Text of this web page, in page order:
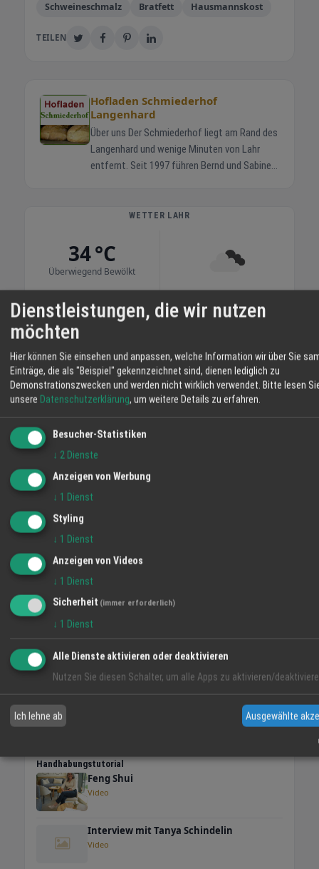
Schweineschmalz Bratfett Hausmannskost
TEILEN
Hofladen Schmiederhof
Langenhard
Über uns Der Schmiederhof liegt am Rand des
Langenhard und wenige Minuten von Lahr
entfernt. Seit 1997 führen Bernd und Sabine
Rinder stehen in Mutterkuhhaltung auf
langsam heran und Sie erhalten Produkte mit
nachvollziehbarer Herkunft. Im Hofladen
eigener Landwirtschaft. Mit Ihrem Einkauf
Flächen. Auf dem Schmiederhof erleben Sie
Landwirtschaft, die nah, transparent und
eingebunden in die Umgebung arbeitet. Ihre
Langenhard
WETTER LAHR
34 °C
Überwiegend Bewölkt
06:13 SW 6 km/h 20:54
MO
36° / 22°
47 %
34° / 19° 36° / 18°
VIDEO-TIPP
Handhabungstutorial
Feng Shui
Video
Interview mit Tanya Schindelin
Video
Dienstleistungen, die wir nutzen
möchten
Hier können Sie einsehen und anpassen, welche Information wir über Sie
Einträge, die als "Beispiel" gekennzeichnet sind, dienen lediglich zu
Demonstrationszwecken und werden nicht wirklich verwendet. Bitte lesen
unsere Datenschutzerklärung, um weitere Details zu erfahren.
Besucher-Statistiken
↓ 2 Dienste
Anzeigen von Werbung
↓ 1 Dienst
Styling
↓ 1 Dienst
Anzeigen von Videos
↓ 1 Dienst
Sicherheit (immer erforderlich)
↓ 1 Dienst
Alle Dienste aktivieren oder deaktivieren
Nutzen Sie diesen Schalter, um alle Apps zu aktivieren/
Ich lehne ab Ausgewählte